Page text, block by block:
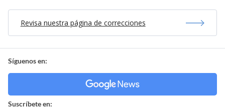
Revisa nuestra página de correcciones
Síguenos en:
Suscríbete en: